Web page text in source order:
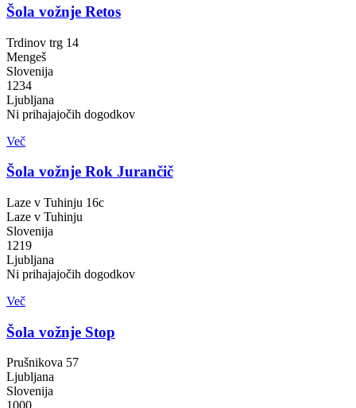
Šola vožnje Retos
Trdinov trg 14
Mengeš
Slovenija
1234
Ljubljana
Ni prihajajočih dogodkov
Več
Šola vožnje Rok Jurančič
Laze v Tuhinju 16c
Laze v Tuhinju
Slovenija
1219
Ljubljana
Ni prihajajočih dogodkov
Več
Šola vožnje Stop
Prušnikova 57
Ljubljana
Slovenija